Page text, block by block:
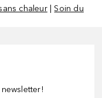
chaleur|Soin du